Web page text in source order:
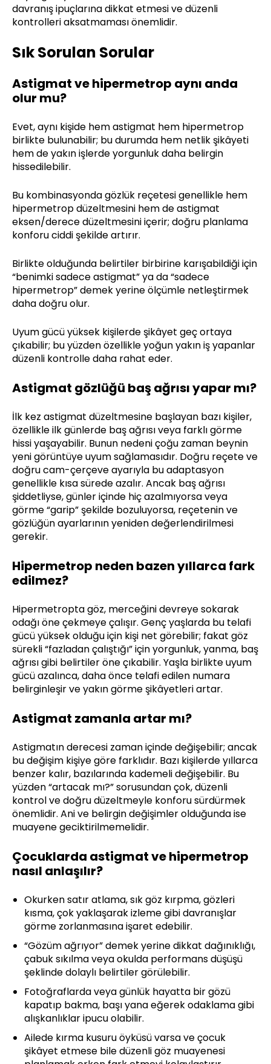
davranış ipuçlarına dikkat etmesi ve düzenli
kontrolleri aksatmaması önemlidir.
Sık Sorulan Sorular
Astigmat ve hipermetrop aynı anda
olur mu?
Evet, aynı kişide hem astigmat hem hipermetrop
birlikte bulunabilir; bu durumda hem netlik şikâyeti
hem de yakın işlerde yorgunluk daha belirgin
hissedilebilir.
Bu kombinasyonda gözlük reçetesi genellikle hem
hipermetrop düzeltmesini hem de astigmat
eksen/derece düzeltmesini içerir; doğru planlama
konforu ciddi şekilde artırır.
Birlikte olduğunda belirtiler birbirine karışabildiği için
“benimki sadece astigmat” ya da “sadece
hipermetrop” demek yerine ölçümle netleştirmek
daha doğru olur.
Uyum gücü yüksek kişilerde şikâyet geç ortaya
çıkabilir; bu yüzden özellikle yoğun yakın iş yapanlar
düzenli kontrolle daha rahat eder.
Astigmat gözlüğü baş ağrısı yapar mı?
İlk kez astigmat düzeltmesine başlayan bazı kişiler,
özellikle ilk günlerde baş ağrısı veya farklı görme
hissi yaşayabilir. Bunun nedeni çoğu zaman beynin
yeni görüntüye uyum sağlamasıdır. Doğru reçete ve
doğru cam-çerçeve ayarıyla bu adaptasyon
genellikle kısa sürede azalır. Ancak baş ağrısı
şiddetliyse, günler içinde hiç azalmıyorsa veya
görme “garip” şekilde bozuluyorsa, reçetenin ve
gözlüğün ayarlarının yeniden değerlendirilmesi
gerekir.
Hipermetrop neden bazen yıllarca fark
edilmez?
Hipermetropta göz, merceğini devreye sokarak
odağı öne çekmeye çalışır. Genç yaşlarda bu telafi
gücü yüksek olduğu için kişi net görebilir; fakat göz
sürekli “fazladan çalıştığı” için yorgunluk, yanma, baş
ağrısı gibi belirtiler öne çıkabilir. Yaşla birlikte uyum
gücü azalınca, daha önce telafi edilen numara
belirginleşir ve yakın görme şikâyetleri artar.
Astigmat zamanla artar mı?
Astigmatın derecesi zaman içinde değişebilir; ancak
bu değişim kişiye göre farklıdır. Bazı kişilerde yıllarca
benzer kalır, bazılarında kademeli değişebilir. Bu
yüzden “artacak mı?” sorusundan çok, düzenli
kontrol ve doğru düzeltmeyle konforu sürdürmek
önemlidir. Ani ve belirgin değişimler olduğunda ise
muayene geciktirilmemelidir.
Çocuklarda astigmat ve hipermetrop
nasıl anlaşılır?
Okurken satır atlama, sık göz kırpma, gözleri
kısma, çok yaklaşarak izleme gibi davranışlar
görme zorlanmasına işaret edebilir.
“Gözüm ağrıyor” demek yerine dikkat dağınıklığı,
çabuk sıkılma veya okulda performans düşüşü
şeklinde dolaylı belirtiler görülebilir.
Fotoğraflarda veya günlük hayatta bir gözü
kapatıp bakma, başı yana eğerek odaklama gibi
alışkanlıklar ipucu olabilir.
Ailede kırma kusuru öyküsü varsa ve çocuk
şikâyet etmese bile düzenli göz muayenesi